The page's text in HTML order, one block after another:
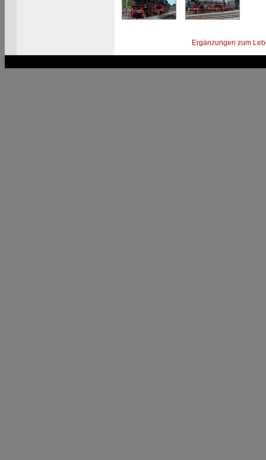
Ergänzungen zum